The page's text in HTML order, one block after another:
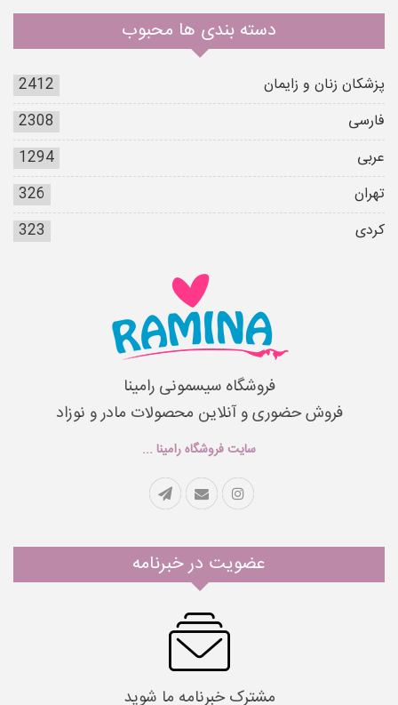
دسته بندی ها محبوب
پزشکان زنان و زایمان
2412
فارسی
2308
عربی
1294
تهران
326
کردی
323
فروشگاه سیسمونی رامینا
فروش حضوری و آنلاین محصولات مادر و نوزاد
سایت فروشگاه رامینا ...
عضویت در خبرنامه
مشترک خبرنامه ما شوید